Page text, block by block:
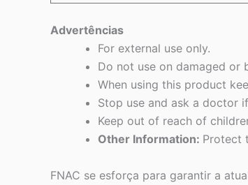
Advertências
For external use only.
Do not use on damaged or
When using this product
Stop use and ask a doctor
Keep out of reach of
Other Information: Protect
FNAC se esforça para garantir a